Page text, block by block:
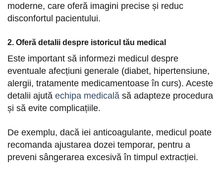
moderne, care oferă imagini precise și reduc
disconfortul pacientului.
2. Oferă detalii despre istoricul tău medical
Este important să informezi medicul despre
eventuale afecțiuni generale (diabet, hipertensiune,
alergii, tratamente medicamentoase în curs). Aceste
detalii ajută echipa medicală să adapteze procedura
și să evite complicațiile.
De exemplu, dacă iei anticoagulante, medicul poate
recomanda ajustarea dozei temporar, pentru a
preveni sângerarea excesivă în timpul extracției.